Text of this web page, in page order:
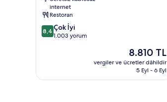
Nehriinternet
Restoran
10
üzerinden
yorum
8,4 Çok İyi
1.003 yorum
Güncel
fiyat:
8.810 TL
8.810 TL
vergiler ve ücretler dâhildir
5 Eyl - 6 Eyl